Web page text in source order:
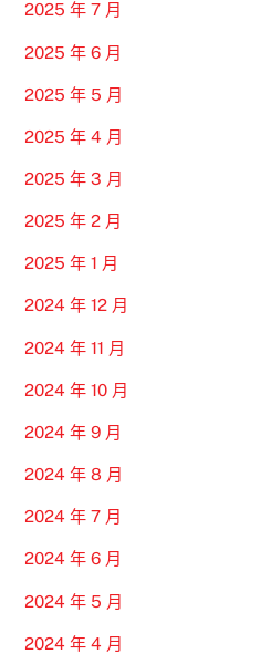
2025 年 7 月
2025 年 6 月
2025 年 5 月
2025 年 4 月
2025 年 3 月
2025 年 2 月
2025 年 1 月
2024 年 12 月
2024 年 11 月
2024 年 10 月
2024 年 9 月
2024 年 8 月
2024 年 7 月
2024 年 6 月
2024 年 5 月
2024 年 4 月